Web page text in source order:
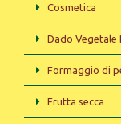
Cosmetica
Dado Vegetale
Formaggio di
Frutta secca